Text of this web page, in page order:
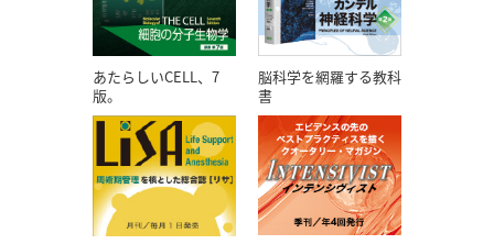
あたらしいCELL、7
版。
脳科学を網羅する教科
書